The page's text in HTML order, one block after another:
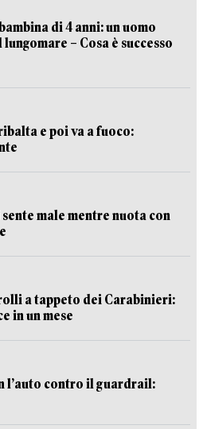
di 4 anni: un uomo
– Cosa è successo
e poi va a fuoco:
male mentre nuota con
a tappeto dei Carabinieri:
in un mese
l’auto contro il guardrail: